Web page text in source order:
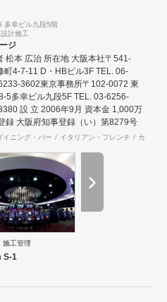
多幸ビル九段5階
設計施工
ジ
松本 広治 所在地 大阪本社〒541-
町4-7-11 D・HBビル3F TEL. 06-
3602東京事務所〒102-0072 東
5多幸ビル九段5F TEL. 03-6256-
設 立 2006年9月 資本金 1,000万
録 大阪府知事登録（い）第8279号
録（般-20）第131632号 屋外広告
ノベーション、メンテナンス、現状
取引銀行 三菱東京UFJ銀行 心斎橋
町営業部 大阪信用金庫 西支店
イニング・バー イタリアン・フレンチ カフェ
施工管理
S-1